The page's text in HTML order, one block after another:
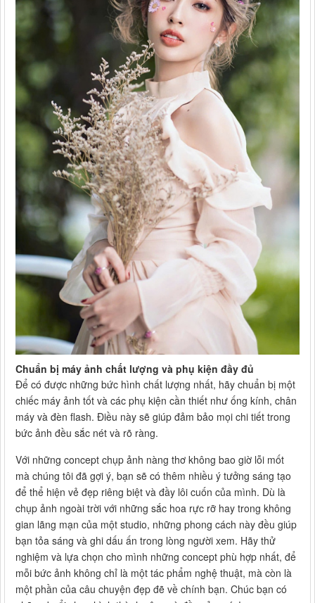
Chuẩn bị máy ảnh chất lượng và phụ kiện đầy đủ
Để có được những bức hình chất lượng nhất, hãy chuẩn bị một
chiếc máy ảnh tốt và các phụ kiện cần thiết như ống kính, chân
máy và đèn flash. Điều này sẽ giúp đảm bảo mọi chi tiết trong
bức ảnh đều sắc nét và rõ ràng.
Với những concept chụp ảnh nàng thơ không bao giờ lỗi mốt
mà chúng tôi đã gợi ý, bạn sẽ có thêm nhiều ý tưởng sáng tạo
để thể hiện vẻ đẹp riêng biệt và đầy lôi cuốn của mình. Dù là
chụp ảnh ngoài trời với những sắc hoa rực rỡ hay trong không
gian lãng mạn của một studio, những phong cách này đều giúp
bạn tỏa sáng và ghi dấu ấn trong lòng người xem. Hãy thử
nghiệm và lựa chọn cho mình những concept phù hợp nhất, để
mỗi bức ảnh không chỉ là một tác phẩm nghệ thuật, mà còn là
một phần của câu chuyện đẹp đẽ về chính bạn. Chúc bạn có